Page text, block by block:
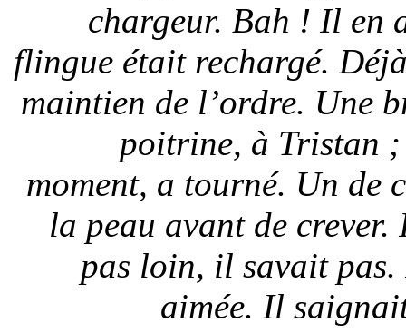
chargeur. Bah ! Il en
flingue était rechargé.
maintien de l’ordre. Une
poitrine, à Tristan ;
moment, a tourné. Un de
la peau avant de
pas loin, il savait
aimée. Il